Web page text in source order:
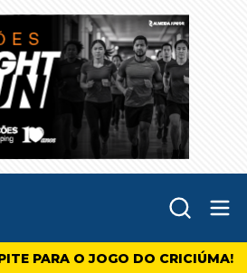
PARA O JOGO DO CRICIÚMA!